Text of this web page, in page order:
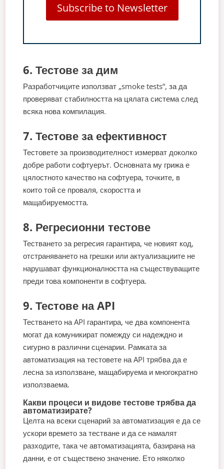
Subscribe to Newsletter
6. Тестове за дим
Разработчиците използват „smoke tests“, за да
проверяват стабилността на цялата система след
всяка нова компилация.
7. Тестове за ефективност
Тестовете за производителност измерват доколко
добре работи софтуерът. Основната му грижа е
цялостното качество на софтуера, точките, в
които той се проваля, скоростта и
мащабируемостта.
8. Регресионни тестове
Тестването за регресия гарантира, че новият код,
отстраняването на грешки или актуализациите не
нарушават функционалността на съществуващите
преди това компоненти в софтуера.
9. Тестове на API
Тестването на API гарантира, че два компонента
могат да комуникират помежду си надеждно и
сигурно в различни сценарии. Рамката за
автоматизация на тестовете на API трябва да е
лесна за използване, мащабируема и многократно
използваема.
Какви процеси и видове тестове трябва да
автоматизирате?
Целта на всеки сценарий за автоматизация е да се
ускори времето за тестване и да се намалят
разходите, така че автоматизацията, базирана на
данни, е от съществено значение. Ето няколко